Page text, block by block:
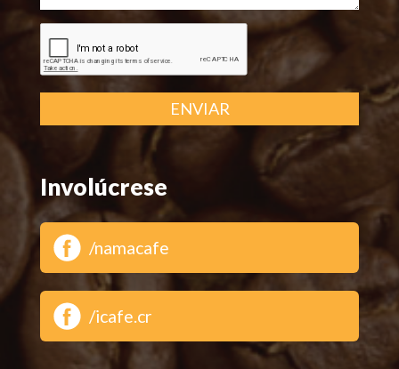
ENVIAR
Involúcrese
/namacafe
/icafe.cr